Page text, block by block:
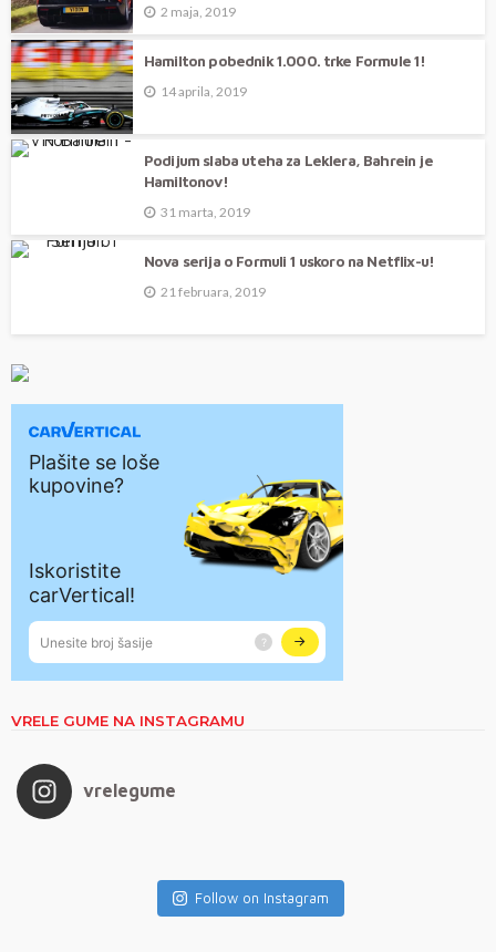
2 maja, 2019
Hamilton pobednik 1.000. trke Formule 1!
14 aprila, 2019
Podijum slaba uteha za Leklera, Bahrein je
Hamiltonov!
31 marta, 2019
Nova serija o Formuli 1 uskoro na Netflix-u!
21 februara, 2019
VRELE GUME NA INSTAGRAMU
vrelegume
Follow on Instagram